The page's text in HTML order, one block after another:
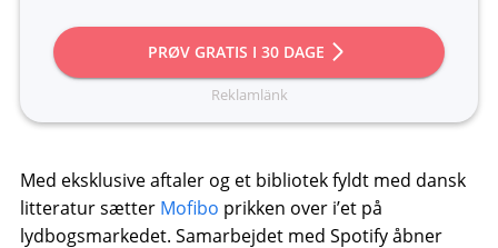
PRØV GRATIS I 30 DAGE
Med eksklusive aftaler og et bibliotek fyldt med dansk
litteratur sætter Mofibo prikken over i’et på
lydbogsmarkedet. Samarbejdet med Spotify åbner